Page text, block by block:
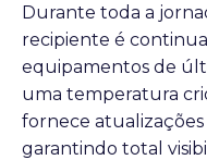
Durante toda a
recipiente é
equipamentos de
uma temperatura
fornece
garantindo total